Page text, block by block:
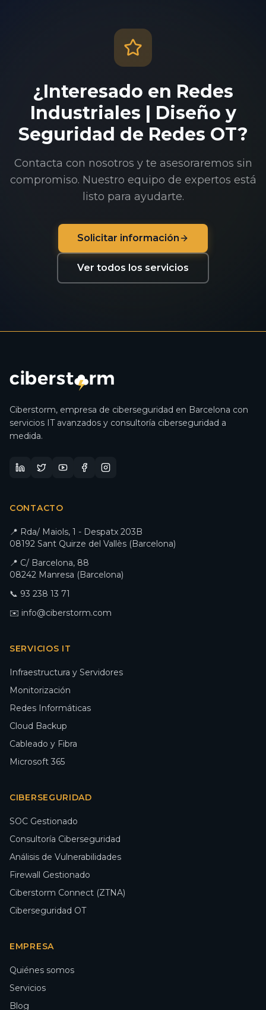
¿Interesado en Redes
Industriales | Diseño y
Seguridad de Redes OT?
Contacta con nosotros y te asesoraremos sin
compromiso. Nuestro equipo de expertos está
listo para ayudarte.
Solicitar información
Ver todos los servicios
Ciberstorm, empresa de ciberseguridad en Barcelona con
servicios IT avanzados y consultoría ciberseguridad a
medida.
CONTACTO
📍 Rda/ Maiols, 1 - Despatx 203B
08192 Sant Quirze del Vallès (Barcelona)
📍 C/ Barcelona, 88
08242 Manresa (Barcelona)
📞 93 238 13 71
✉️ info@ciberstorm.com
SERVICIOS IT
Infraestructura y Servidores
Monitorización
Redes Informáticas
Cloud Backup
Cableado y Fibra
Microsoft 365
CIBERSEGURIDAD
SOC Gestionado
Consultoría Ciberseguridad
Análisis de Vulnerabilidades
Firewall Gestionado
Ciberstorm Connect (ZTNA)
Ciberseguridad OT
EMPRESA
Quiénes somos
Servicios
Blog